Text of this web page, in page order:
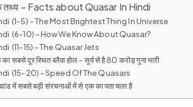
तथ्य – Facts about Quasar In Hindi
(1-5) – The Most Brightest Thing In Universe
(6-10) – How We Know About Quasar?
(11-15) – The Quasar Jets
का सबसे दूर स्थित ब्लैक होल – सूर्य से है 80 करोड़ गुना भारी
(15-20) – Speed Of The Quasars
में सबसे बड़ी संरचनाओं में से एक का पता चला है